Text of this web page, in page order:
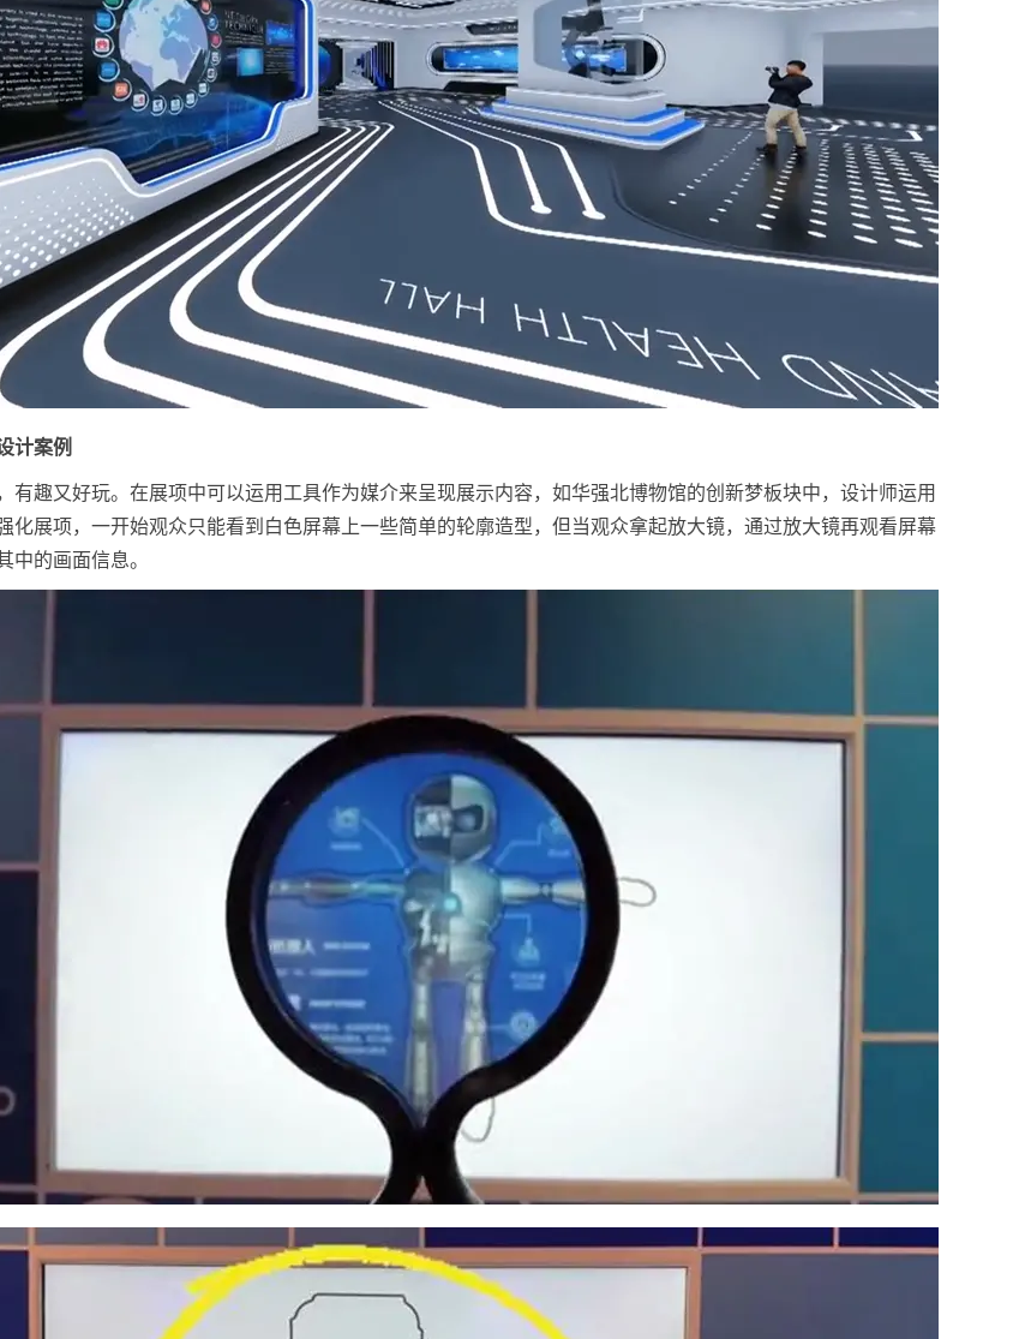
计案例
有趣又好玩。在展项中可以运用工具作为媒介来呈现展示内容，如华强北博物馆的创新梦板块中，设计师运用
化展项，一开始观众只能看到白色屏幕上一些简单的轮廓造型，但当观众拿起放大镜，通过放大镜再观看屏幕
中的画面信息。